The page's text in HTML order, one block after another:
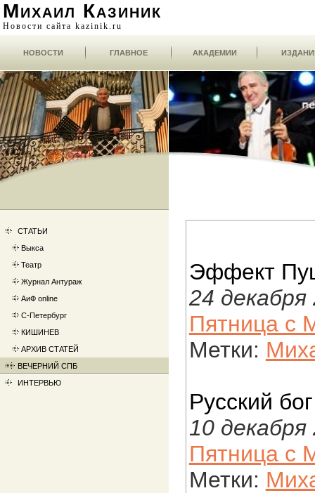
Михаил Казиник
Новости сайта kazinik.ru
НОВОСТИ ГЛАВНОЕ АКАДЕМИИ
СТАТЬИ
Выкса
Театр
Журнал Антураж
АиФ online
С-Петербург
КИШИНЕВ
АРХИВ СТАТЕЙ
ВЕЧЕРНИЙ СПБ
ИНТЕРВЬЮ
Эффект
24
Пятница с
Метки:
Русский бог
10
Пятница с
Метки: